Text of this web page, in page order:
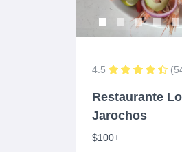
4.5 (
Restaurante
Jarochos
$100+